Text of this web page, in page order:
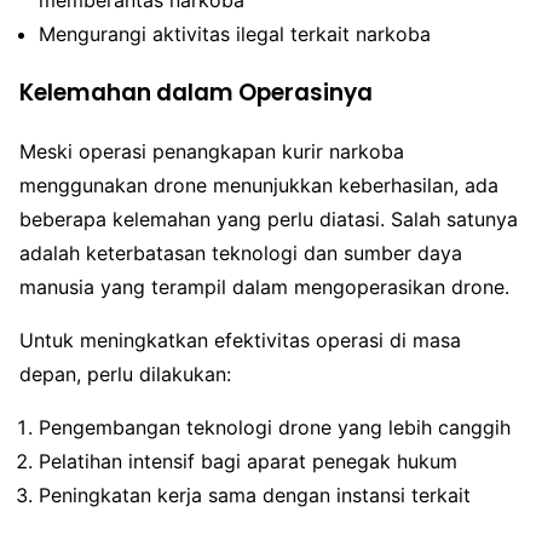
Mengurangi aktivitas ilegal terkait narkoba
Kelemahan dalam Operasinya
Meski operasi penangkapan kurir narkoba
menggunakan drone menunjukkan keberhasilan, ada
beberapa kelemahan yang perlu diatasi. Salah satunya
adalah keterbatasan teknologi dan sumber daya
manusia yang terampil dalam mengoperasikan drone.
Untuk meningkatkan efektivitas operasi di masa
depan, perlu dilakukan:
Pengembangan teknologi drone yang lebih canggih
Pelatihan intensif bagi aparat penegak hukum
Peningkatan kerja sama dengan instansi terkait